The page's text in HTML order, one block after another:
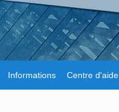
Informations Centre d'aide